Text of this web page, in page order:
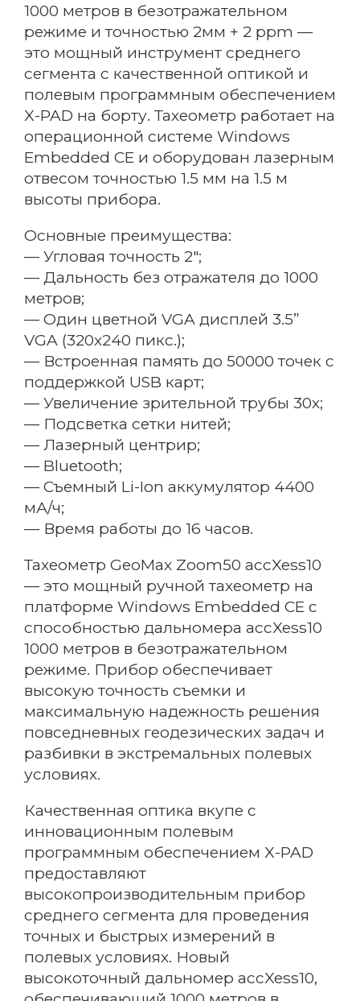
1000 метров в безотражательном
режиме и точностью 2мм + 2 ppm —
это мощный инструмент среднего
сегмента с качественной оптикой и
полевым программным обеспечением
X-PAD на борту. Тахеометр работает на
операционной системе Windows
Embedded CE и оборудован лазерным
отвесом точностью 1.5 мм на 1.5 м
высоты прибора.
Основные преимущества:
— Угловая точность 2″;
— Дальность без отражателя до 1000
метров;
— Один цветной VGA дисплей 3.5”
VGA (320х240 пикс.);
— Встроенная память до 50000 точек с
поддержкой USB карт;
— Увеличение зрительной трубы 30х;
— Подсветка сетки нитей;
— Лазерный центрир;
— Bluetooth;
— Съемный Li-Ion аккумулятор 4400
мА/ч;
— Время работы до 16 часов.
Тахеометр GeoMax Zoom50 accXess10
— это мощный ручной тахеометр на
платформе Windows Embedded CE с
способностью дальномера accXess10
1000 метров в безотражательном
режиме. Прибор обеспечивает
высокую точность съемки и
максимальную надежность решения
повседневных геодезических задач и
разбивки в экстремальных полевых
условиях.
Качественная оптика вкупе с
инновационным полевым
программным обеспечением X-PAD
предоставляют
высокопроизводительным прибор
среднего сегмента для проведения
точных и быстрых измерений в
полевых условиях. Новый
высокоточный дальномер accXess10,